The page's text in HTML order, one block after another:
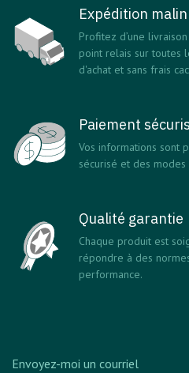
Expédition malin
Profitez d’une
point relais sur toutes
d'achat et sans frais
Paiement
Vos informations sont
sécurisé et des
Qualité garantie
Chaque produit est
répondre à des
performance.
Envoyez-moi un courriel